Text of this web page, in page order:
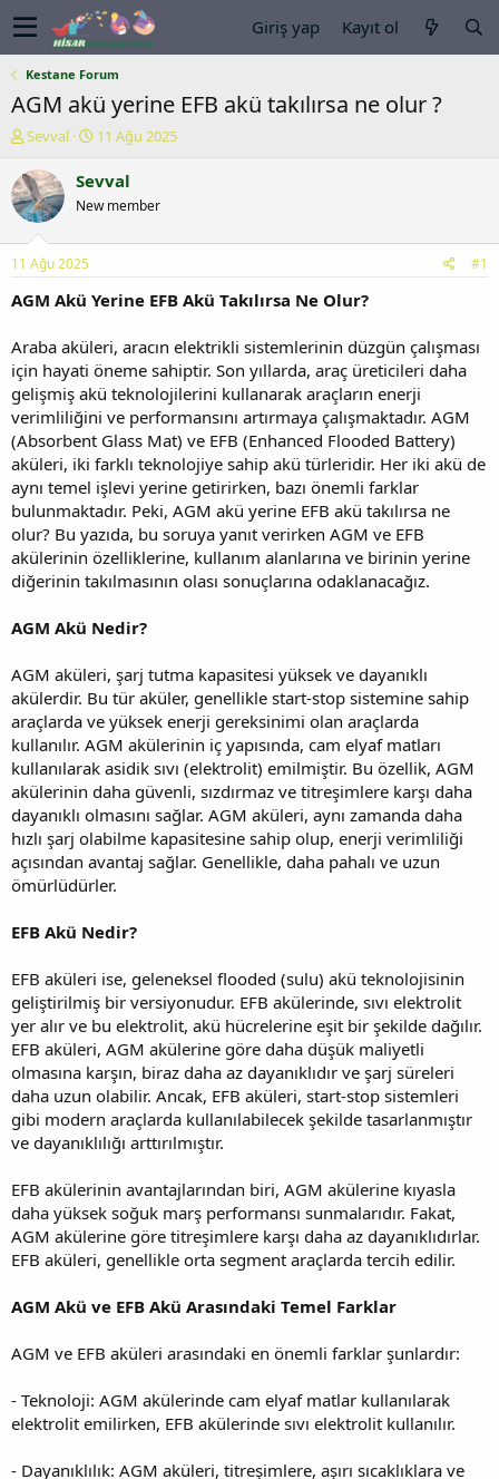
Giriş yap Kayıt ol
Kestane Forum
AGM akü yerine EFB akü takılırsa ne olur ?
K
n
u
y
b
a
ş
t
a
n
Sevval
B
ş
a
ç
r
i
h
i
11 Ağu 2025
Sevval
New member
11 Ağu 2025 #1
AGM Akü Yerine EFB Akü Takılırsa Ne Olur?
Araba aküleri, aracın elektrikli sistemlerinin düzgün çalışması
için hayati öneme sahiptir. Son yıllarda, araç üreticileri daha
gelişmiş akü teknolojilerini kullanarak araçların enerji
verimliliğini ve performansını artırmaya çalışmaktadır. AGM
(Absorbent Glass Mat) ve EFB (Enhanced Flooded Battery)
aküleri, iki farklı teknolojiye sahip akü türleridir. Her iki akü de
aynı temel işlevi yerine getirirken, bazı önemli farklar
bulunmaktadır. Peki, AGM akü yerine EFB akü takılırsa ne
olur? Bu yazıda, bu soruya yanıt verirken AGM ve EFB
akülerinin özelliklerine, kullanım alanlarına ve birinin yerine
diğerinin takılmasının olası sonuçlarına odaklanacağız.
AGM Akü Nedir?
AGM aküleri, şarj tutma kapasitesi yüksek ve dayanıklı
akülerdir. Bu tür aküler, genellikle start-stop sistemine sahip
araçlarda ve yüksek enerji gereksinimi olan araçlarda
kullanılır. AGM akülerinin iç yapısında, cam elyaf matları
kullanılarak asidik sıvı (elektrolit) emilmiştir. Bu özellik, AGM
akülerinin daha güvenli, sızdırmaz ve titreşimlere karşı daha
dayanıklı olmasını sağlar. AGM aküleri, aynı zamanda daha
hızlı şarj olabilme kapasitesine sahip olup, enerji verimliliği
açısından avantaj sağlar. Genellikle, daha pahalı ve uzun
ömürlüdürler.
EFB Akü Nedir?
EFB aküleri ise, geleneksel flooded (sulu) akü teknolojisinin
geliştirilmiş bir versiyonudur. EFB akülerinde, sıvı elektrolit
yer alır ve bu elektrolit, akü hücrelerine eşit bir şekilde dağılır.
EFB aküleri, AGM akülerine göre daha düşük maliyetli
olmasına karşın, biraz daha az dayanıklıdır ve şarj süreleri
daha uzun olabilir. Ancak, EFB aküleri, start-stop sistemleri
gibi modern araçlarda kullanılabilecek şekilde tasarlanmıştır
ve dayanıklılığı arttırılmıştır.
EFB akülerinin avantajlarından biri, AGM akülerine kıyasla
daha yüksek soğuk marş performansı sunmalarıdır. Fakat,
AGM akülerine göre titreşimlere karşı daha az dayanıklıdırlar.
EFB aküleri, genellikle orta segment araçlarda tercih edilir.
AGM Akü ve EFB Akü Arasındaki Temel Farklar
AGM ve EFB aküleri arasındaki en önemli farklar şunlardır:
- Teknoloji: AGM akülerinde cam elyaf matlar kullanılarak
elektrolit emilirken, EFB akülerinde sıvı elektrolit kullanılır.
- Dayanıklılık: AGM aküleri, titreşimlere, aşırı sıcaklıklara ve